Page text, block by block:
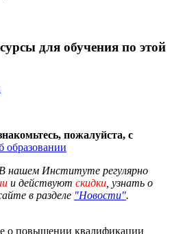
для обучения по этой
пожалуйста, с
образовании
нашем Институте регулярно
и действуют скидки , узнать о
в разделе "Новости".
о повышении квалификации